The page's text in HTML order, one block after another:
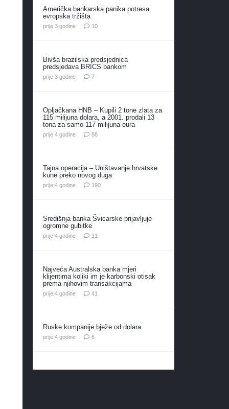
Američka bankarska panika potresa
evropska tržišta
prije 3 godine 10komentara
Bivša brazilska predsjednica
predsjedava BRICS bankom
prije 3 godine 7komentara
Opljačkana HNB – Kupili 2 tone zlata za
115 milijuna dolara, a 2001. prodali 13
tona za samo 117 milijuna eura
prije 4 godine 88komentara
Tajna operacija – Uništavanje hrvatske
kune preko novog duga
prije 4 godine 190komentara
Središnja banka Švicarske prijavljuje
ogromne gubitke
prije 4 godine 11
Najveća Australska banka mjeri
klijentima koliki im je karbonski otisak
prema njihovim transakcijama
prije 4 godine 41
Ruske kompanije bježe od dolara
prije 4 godine 6komentara